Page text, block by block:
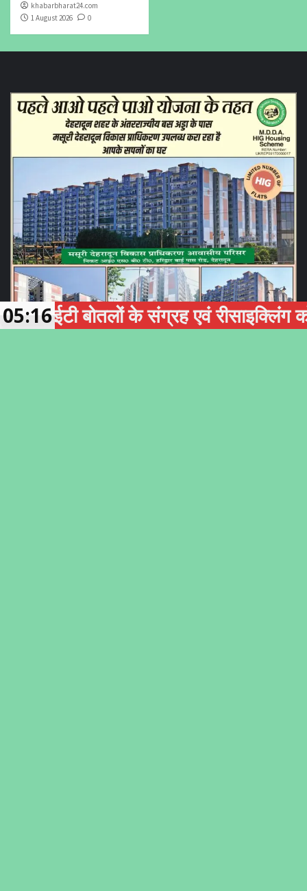
khabarbharat24.com
1 August 2026
0
बोतलों के संग्रह एवं रीसाइक्लिंग को बढ़ावा
05:16